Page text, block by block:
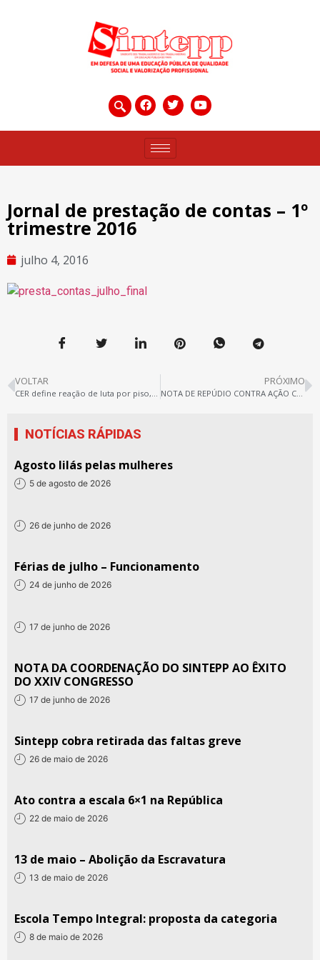
Jornal de prestação de contas – 1º
trimestre 2016
julho 4, 2016
VOLTAR PRÓXIMO
NOTA DE REPÚDIO CONTRA AÇÃO CRIMINOSA DO PREFEITO LUIS CARLOS PIES (MARABÁ)
NOTÍCIAS RÁPIDAS
Agosto lilás pelas mulheres
5 de agosto de 2026
26 de junho de 2026
Férias de julho – Funcionamento
24 de junho de 2026
17 de junho de 2026
NOTA DA COORDENAÇÃO DO SINTEPP AO ÊXITO
DO XXIV CONGRESSO
17 de junho de 2026
Sintepp cobra retirada das faltas greve
26 de maio de 2026
Ato contra a escala 6×1 na República
22 de maio de 2026
13 de maio – Abolição da Escravatura
13 de maio de 2026
Escola Tempo Integral: proposta da categoria
8 de maio de 2026